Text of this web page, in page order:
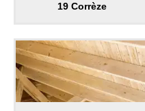
19 Corrèze